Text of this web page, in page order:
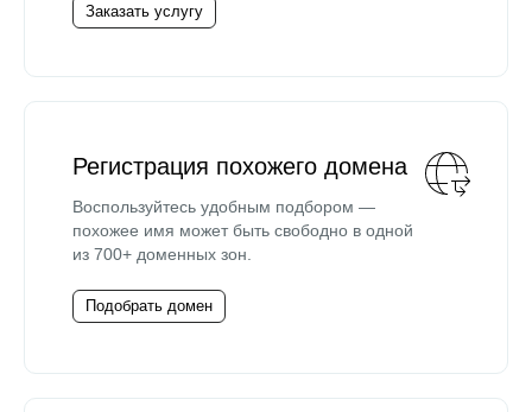
Заказать услугу
Регистрация похожего домена
Воспользуйтесь удобным подбором —
похожее имя может быть свободно в одной
из 700+ доменных зон.
Подобрать домен